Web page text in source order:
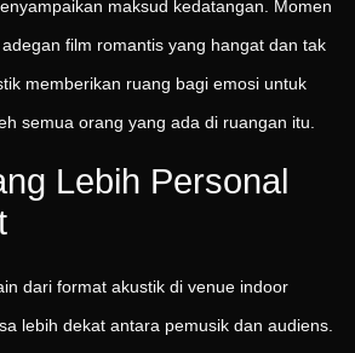
maksud kedatangan. Momen
film romantis yang hangat dan tak
memberikan ruang bagi emosi untuk
semua orang yang ada di ruangan itu.
Lebih Personal
dari format akustik di venue indoor
lebih dekat antara pemusik dan audiens.